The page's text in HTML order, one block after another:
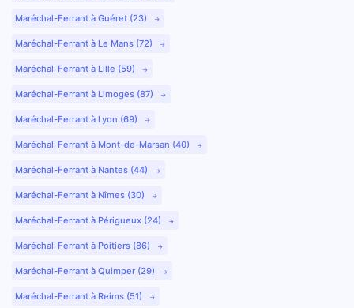
Maréchal-Ferrant à Guéret (23)
Maréchal-Ferrant à Le Mans (72)
Maréchal-Ferrant à Lille (59)
Maréchal-Ferrant à Limoges (87)
Maréchal-Ferrant à Lyon (69)
Maréchal-Ferrant à Mont-de-Marsan (40)
Maréchal-Ferrant à Nantes (44)
Maréchal-Ferrant à Nîmes (30)
Maréchal-Ferrant à Périgueux (24)
Maréchal-Ferrant à Poitiers (86)
Maréchal-Ferrant à Quimper (29)
Maréchal-Ferrant à Reims (51)